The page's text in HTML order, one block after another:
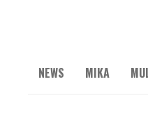
NEWS MIKA